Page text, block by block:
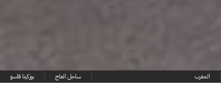
المغرب ساحل العاج بوركينا فاسو